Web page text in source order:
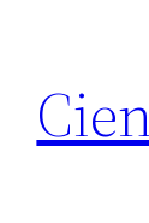
contenido